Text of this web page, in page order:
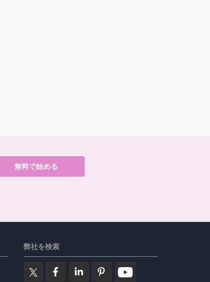
無料で始める
弊社を検索